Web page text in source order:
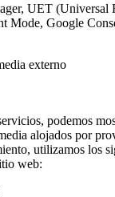
UET (Universal
Mode, Google
externo
podemos
alojados por
utilizamos los
web: